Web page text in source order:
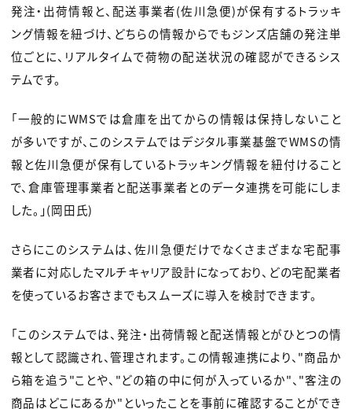
発注・出荷情報と、配送事業者(佐川急便)が保有するトラッキ
ング情報を紐づけ、どちらの情報からでもジンズ店舗の発注単
位ごとに、リアルタイムで荷物の配送状況の確認ができるシス
テムです。
「一般的にWMSでは倉庫を出てからの情報は保持しないこと
が多いですが、このシステムではデジタル事業基盤でWMSの情
報と佐川急便が保有しているトラッキング情報を紐付けること
で、倉庫管理事業者と配送事業者とのデータ連携を可能にしま
した。」(岡田氏)
さらにこのシステムは、佐川急便だけでなくさまざまな宅配事
業者に対応したマルチキャリア設計になっており、どの宅配業者
を使っているお客さまでもスムーズに導入を検討できます。
「このシステムでは、発注・出荷情報と配送情報とがひとつの情
報として認識され、管理されます。この情報連携により、"商品か
ら箱を追う"ことや、"どの箱の中に何が入っているか"、"客注の
商品はどこにあるか"といったことを事前に確認することができ